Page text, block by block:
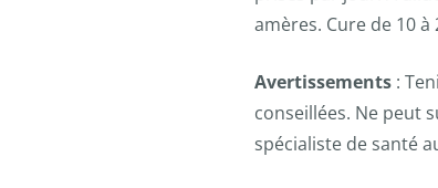
amères. Cure de 10 à
Avertissements :
conseillées. Ne peut
spécialiste de santé